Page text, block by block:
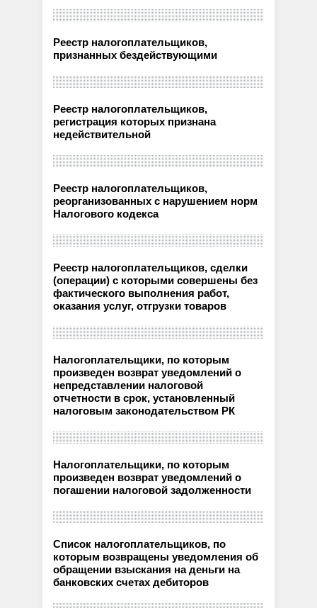
Реестр налогоплательщиков,
признанных бездействующими
Реестр налогоплательщиков,
регистрация которых признана
недействительной
Реестр налогоплательщиков,
реорганизованных с нарушением норм
Налогового кодекса
Реестр налогоплательщиков, сделки
(операции) с которыми совершены без
фактического выполнения работ,
оказания услуг, отгрузки товаров
Налогоплательщики, по которым
произведен возврат уведомлений о
непредставлении налоговой
отчетности в срок, установленный
налоговым законодательством РК
Налогоплательщики, по которым
произведен возврат уведомлений о
погашении налоговой задолженности
Список налогоплательщиков, по
которым возвращены уведомления об
обращении взыскания на деньги на
банковских счетах дебиторов